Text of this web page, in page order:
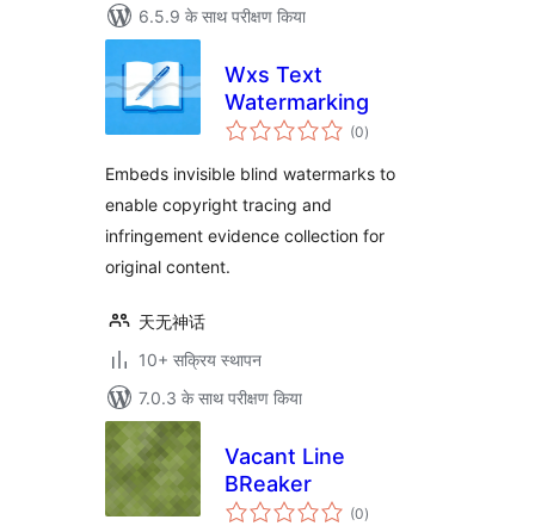
6.5.9 के साथ परीक्षण किया
Wxs Text
Watermarking
(0कुल
दर)
Embeds invisible blind watermarks to
enable copyright tracing and
infringement evidence collection for
original content.
天无神话
10+ सक्रिय स्थापन
7.0.3 के साथ परीक्षण किया
Vacant Line
BReaker
(0कुल
दर)